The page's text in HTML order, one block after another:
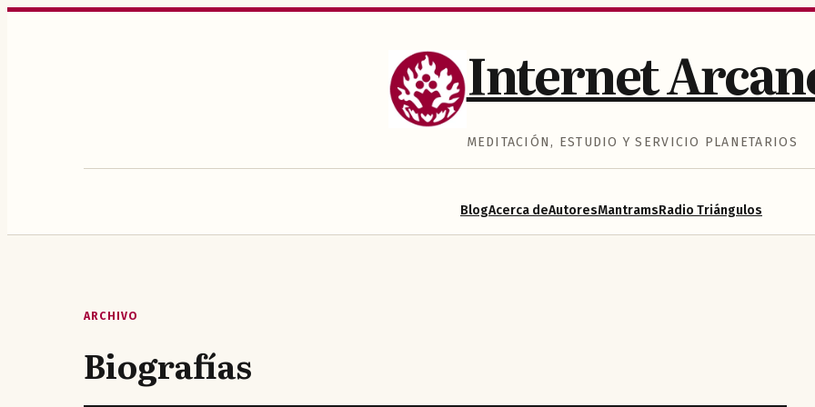
Saltar
Internet
MEDITACIÓN, ESTUDIO Y SERVICIO PLANETARIOS
BlogAcerca deAutoresMantramsRadio Triángulos
ARCHIVO
Biografías